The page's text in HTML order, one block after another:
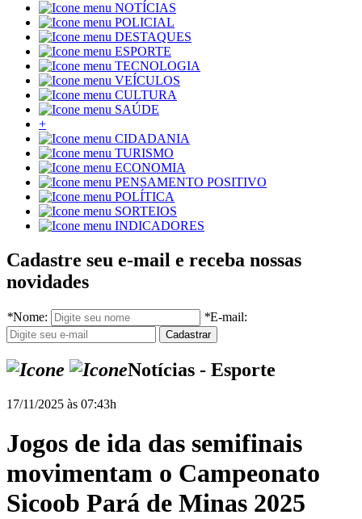
NOTÍCIAS
POLICIAL
DESTAQUES
ESPORTE
TECNOLOGIA
VEÍCULOS
CULTURA
SAÚDE
+
CIDADANIA
TURISMO
ECONOMIA
PENSAMENTO POSITIVO
POLÍTICA
SORTEIOS
INDICADORES
Cadastre seu e-mail e receba nossas
novidades
*Nome: *E-mail:
Notícias - Esporte
17/11/2025 às 07:43h
Jogos de ida das semifinais
movimentam o Campeonato
Sicoob Pará de Minas 2025